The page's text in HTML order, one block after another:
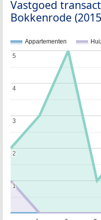
Vastgoed
Bokkenrode
Appartementen
1
1
2
2
3
3
4
4
5
5